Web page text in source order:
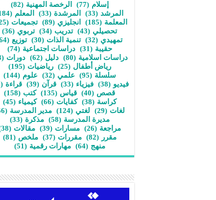
إسلام (77) الرخصة المهنية (82)
المرشد (33) المرشدة (33) المعلم (184)
المعلمة (185) انجليزي (89) تجميعات (125)
تحصيلي (43) تدريب (34) تربوي (36)
تمهيدي (32) تنمية الذات (30) توزيع (64)
حقيبة (31) دراسات اجتماعية (74)
دراسات اسلامية (80) دليل (62) دورات (28)
رياض أطفال (25) رياضيات (195)
سلسلة (95) علمي (32) علوم (144)
فيديو (38) فيزياء (33) قرآن (39) قراءة (34)
قصص (40) قياس (135) كتب (158)
كراسة (38) كفايات (66) كيمياء (45)
لغات (29) لغتي (124) مدير المدرسة (56)
مديرة المدرسة (58) مذكرة (33)
مراجعة (26) مسارات (39) مقالات (38)
مقرر (82) مقررات (37) ملخص (81)
منهج (64) مهارات رقمية (51)